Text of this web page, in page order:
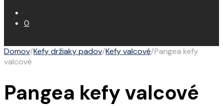
0
Domov/Kefy držiaky padov/Kefy valcové/Pangea kefy
valcové
Pangea kefy valcové